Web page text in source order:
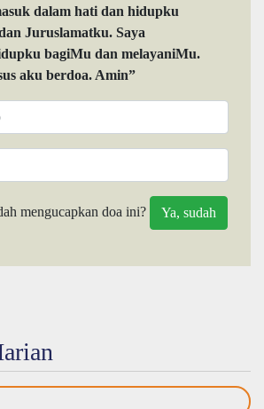
dalam hati dan hidupku
Juruslamatku. Saya
bagiMu dan melayaniMu.
aku berdoa. Amin”
mengucapkan doa ini?